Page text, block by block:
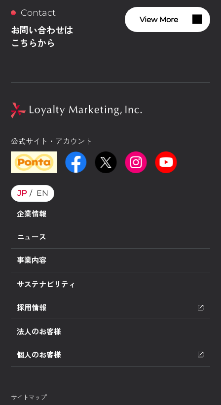
Contact
お問い合わせは
こちらから
View More
公式サイト・アカウント
JP EN
企業情報
ニュース
事業内容
サステナビリティ
採用情報
法人のお客様
個人のお客様
サイトマップ